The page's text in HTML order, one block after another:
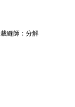
裁縫師：分解